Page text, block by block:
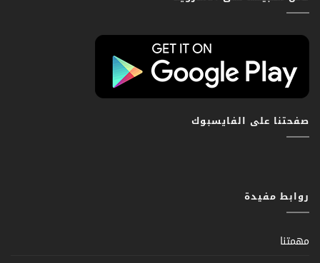
صفحتنا على الفايسبوك
روابط مفيدة
مهمتنا